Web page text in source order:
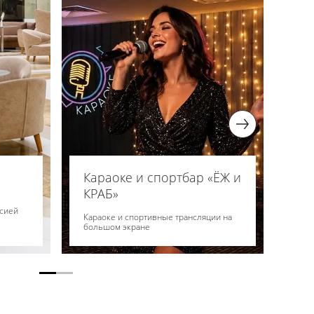
Караоке и спортбар «ЁЖ и
КРАБ»
Караоке и спортивные трансляции на
большом экране